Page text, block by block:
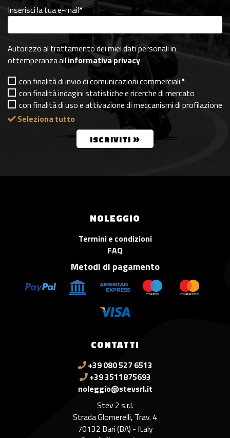
Inserisci la tua e-mail*
Autorizzo al trattamento dei miei dati personali in
ottemperanza all'informativa privacy
con finalità di invio di comunicazioni commerciali*
con finalità indagini statistiche e ricerche di mercato
con finalità di uso e attivazione di meccanismi di profilazione
Seleziona tutto
ISCRIVITI »
CONTATTI
+39 080 527 6513
+39 3511875693
noleggio@stevsrl.it
Stev 2 s.r.l.
Strada Glomerelli, Trav. 4
70132 Bari (BA) - Italy
NOLEGGIO
Termini e condizioni
FAQ
Metodi di pagamento